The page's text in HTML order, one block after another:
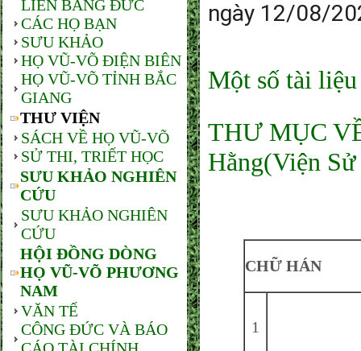
LIÊN BANG ĐỨC
CÁC HỌ BẠN
SƯU KHẢO
HỌ VŨ-VÕ ĐIỆN BIÊN
HỌ VŨ-VÕ TỈNH BẮC
GIANG
THƯ VIỆN
SÁCH VỀ HỌ VŨ-VÕ
SỬ THI, TRIẾT HỌC
SƯU KHẢO NGHIÊN
CỨU
SƯU KHẢO NGHIÊN
CỨU
HỘI ĐỒNG DÒNG
HỌ VŨ-VÕ PHƯƠNG
NAM
VĂN TẾ
CÔNG ĐỨC VÀ BÁO
ngày 12/08/
Một số tài
THƯ MỤC
Hằng(Viện
CHỮ HÁN
1